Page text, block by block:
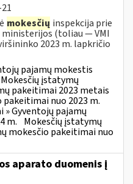
mokesčių inspekcija prie
ministerijos (toliau — VMI
2023 m. lapkričio
pajamų mokestis
Mokesčių įstatymų
pakeitimai 2023 metais
pakeitimai nuo 2023 m.
Gyventojų pajamų
m. Mokesčių įstatymų
mokesčio pakeitimai nuo
aparato duomenis į